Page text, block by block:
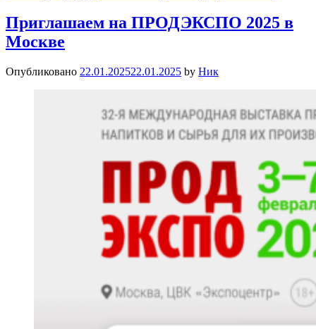
Приглашаем на ПРОДЭКСПО 2025 в
Москве
Опубликовано 22.01.202522.01.2025 by Ник